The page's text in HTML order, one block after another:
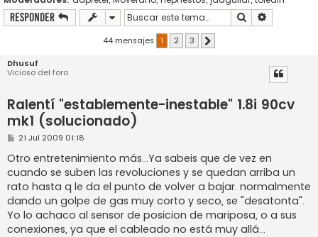
Responder Buscar
44 mensajes 1 2 3
Dhusuf
Vicioso del foro
Ralentí "establemente-inestable" 1.8i 90cv
mk1 (solucionado)
M
n
s
a
j
e
21 Jul 2009 01:18
Otro entretenimiento más...Ya sabeis que de vez en
cuando se suben las revoluciones y se quedan arriba un
rato hasta q le da el punto de volver a bajar. normalmente
dando un golpe de gas muy corto y seco, se "desatonta".
Yo lo achaco al sensor de posicion de mariposa, o a sus
conexiones, ya que el cableado no está muy allá...